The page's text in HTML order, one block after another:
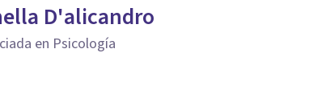
D'alicandro
en Psicología